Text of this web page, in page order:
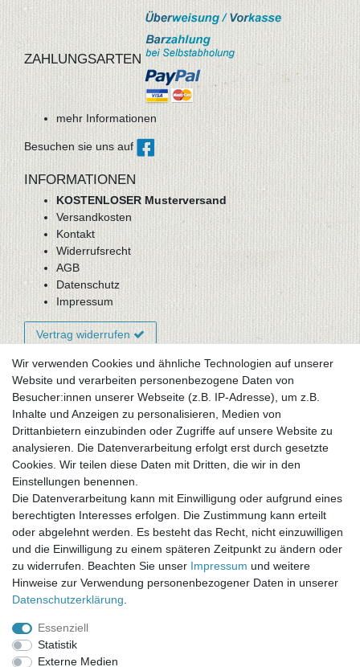
ZAHLUNGSARTEN
mehr Informationen
Besuchen sie uns auf
INFORMATIONEN
KOSTENLOSER Musterversand
Versandkosten
Kontakt
Widerrufsrecht
AGB
Datenschutz
Impressum
Vertrag widerrufen
Newsletter-Anmeldung
FAQ / Fragen
Mein Warenkorb
Mein Merkzettel
Mein Konto
UNSER LADENGESCHÄFT
Gottlieb-Daimler-Str. 10
33334 Gütersloh
ÖFFNUNGSZEITEN
Montag - Dienstag: 8.00 - 18.00 Uhr, Mittwoch Ruhetag,
Donnerstag: 8.00 - 18.00 Uhr, Freitag 8.00 - 14.00 Uhr
KUNDENSERVICE
Telefon: (05241) 403 22 38
Wir verwenden Cookies und ähnliche Technologien auf unserer
Website und verarbeiten personenbezogene Daten von
Besucher:innen unserer Webseite (z.B. IP-Adresse), um z.B.
Inhalte und Anzeigen zu personalisieren, Medien von
Drittanbietern einzubinden oder Zugriffe auf unsere Website zu
analysieren. Die Datenverarbeitung erfolgt erst durch gesetzte
Cookies. Wir teilen diese Daten mit Dritten, die wir in den
Einstellungen benennen.
Die Datenverarbeitung kann mit Einwilligung oder aufgrund eines
berechtigten Interesses erfolgen. Die Zustimmung kann erteilt
oder abgelehnt werden. Es besteht das Recht, nicht einzuwilligen
und die Einwilligung zu einem späteren Zeitpunkt zu ändern oder
zu widerrufen. Beachten Sie unser Impressum und weitere
Hinweise zur Verwendung personenbezogener Daten in unserer
Daten­schutz­erklärung
Essenziell
Statistik
Externe Medien